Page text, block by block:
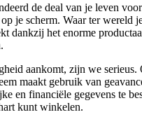
de deal van je leven
je scherm. Waar ter wereld
dankzij het enorme
aankomt, zijn we serieus.
maakt gebruik van
en financiële gegevens te
kunt winkelen.